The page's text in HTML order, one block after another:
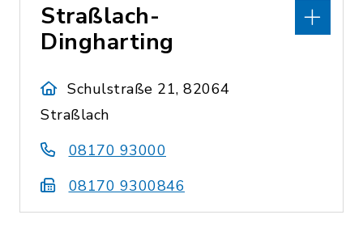
Straßlach-
Dingharting
Schulstraße 21, 82064
Straßlach
08170 93000
08170 9300846